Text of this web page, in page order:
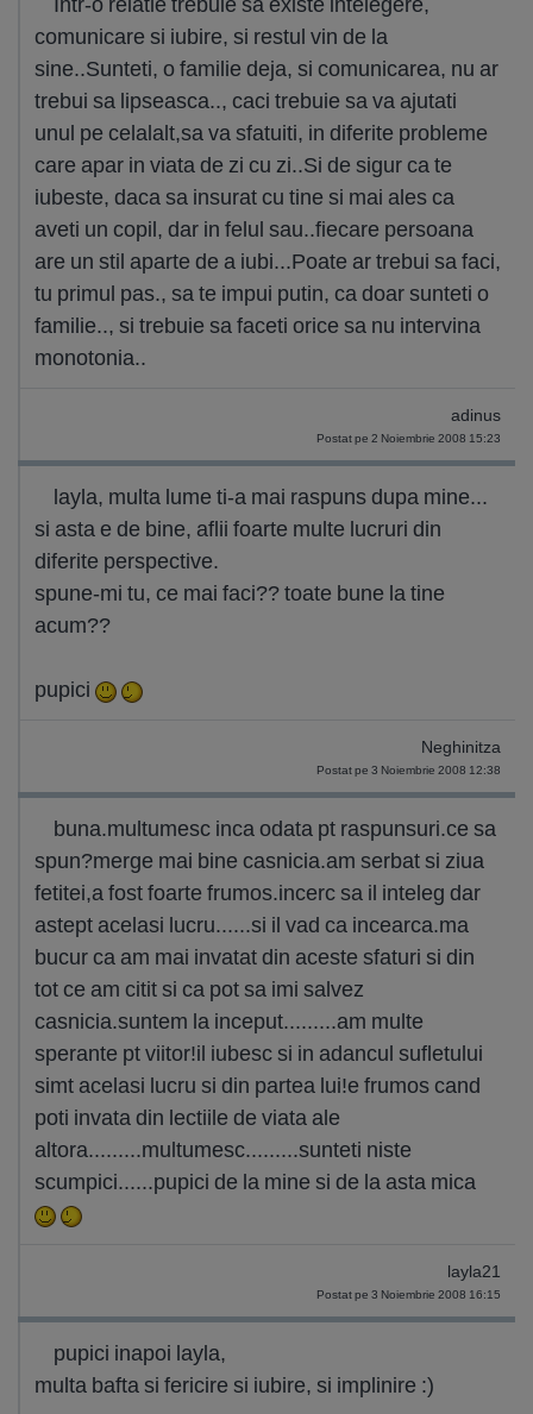
comunicare si iubire, si restul vin de la
sine..Sunteti, o familie deja, si comunicarea, nu ar
trebui sa lipseasca.., caci trebuie sa va ajutati
unul pe celalalt,sa va sfatuiti, in diferite probleme
care apar in viata de zi cu zi..Si de sigur ca te
iubeste, daca sa insurat cu tine si mai ales ca
aveti un copil, dar in felul sau..fiecare persoana
are un stil aparte de a iubi...Poate ar trebui sa faci,
tu primul pas., sa te impui putin, ca doar sunteti o
familie.., si trebuie sa faceti orice sa nu intervina
monotonia..
adinus
Postat pe 2 Noiembrie 2008 15:23
layla, multa lume ti-a mai raspuns dupa mine...
si asta e de bine, aflii foarte multe lucruri din
diferite perspective.
spune-mi tu, ce mai faci?? toate bune la tine
acum??
pupici
Neghinitza
Postat pe 3 Noiembrie 2008 12:38
buna.multumesc inca odata pt raspunsuri.ce sa
spun?merge mai bine casnicia.am serbat si ziua
fetitei,a fost foarte frumos.incerc sa il inteleg dar
astept acelasi lucru......si il vad ca incearca.ma
bucur ca am mai invatat din aceste sfaturi si din
tot ce am citit si ca pot sa imi salvez
casnicia.suntem la inceput.........am multe
sperante pt viitor!il iubesc si in adancul sufletului
simt acelasi lucru si din partea lui!e frumos cand
poti invata din lectiile de viata ale
altora.........multumesc.........sunteti niste
scumpici......pupici de la mine si de la asta mica
layla21
Postat pe 3 Noiembrie 2008 16:15
pupici inapoi layla,
multa bafta si fericire si iubire, si implinire :)